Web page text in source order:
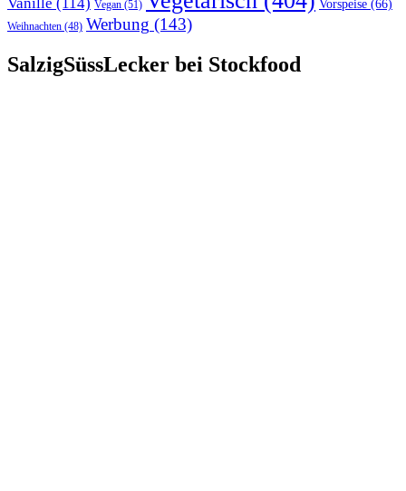
Vegan (51) Vorspeise (66)
Weihnachten (48) Werbung (143)
SalzigSüssLecker bei Stockfood